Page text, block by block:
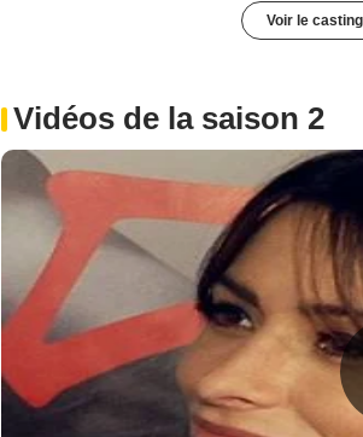
Voir le
Vidéos de la saison 2